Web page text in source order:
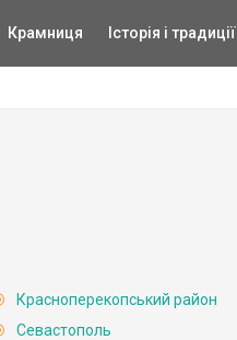
Крамниця Історія і традиції
Красноперекопський район
Севастополь